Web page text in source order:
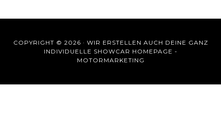
COPYRIGHT © 2026 · WIR ERSTELLEN AUCH DEINE GANZ
INDIVIDUELLE SHOWCAR HOMEPAGE -
MOTORMARKETING